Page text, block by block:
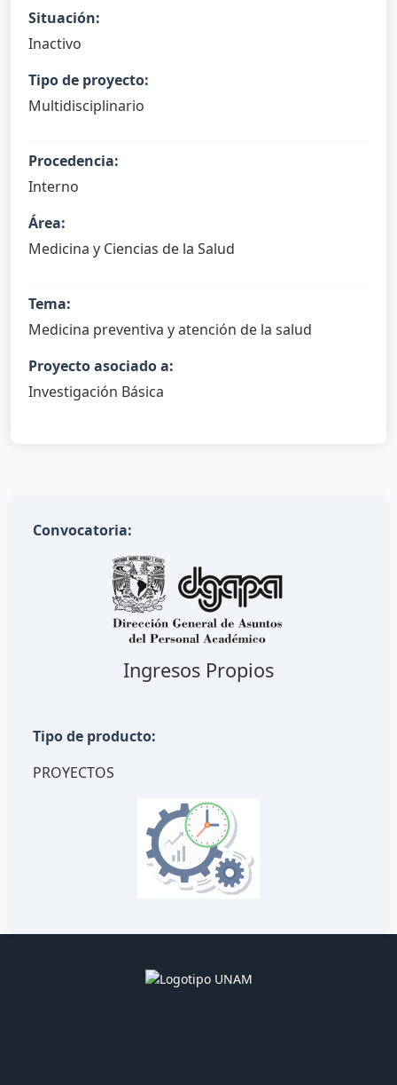
Situación:
Inactivo
Tipo de proyecto:
Multidisciplinario
Procedencia:
Interno
Área:
Medicina y Ciencias de la Salud
Tema:
Medicina preventiva y atención de la salud
Proyecto asociado a:
Investigación Básica
Convocatoria:
Ingresos Propios
Tipo de producto:
PROYECTOS